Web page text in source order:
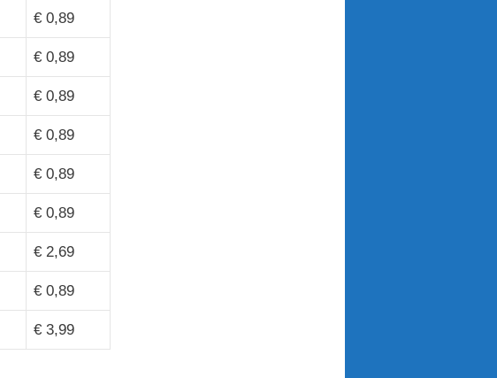
€ 0,89
€ 0,89
€ 0,89
€ 0,89
€ 0,89
€ 0,89
€ 2,69
€ 0,89
€ 3,99